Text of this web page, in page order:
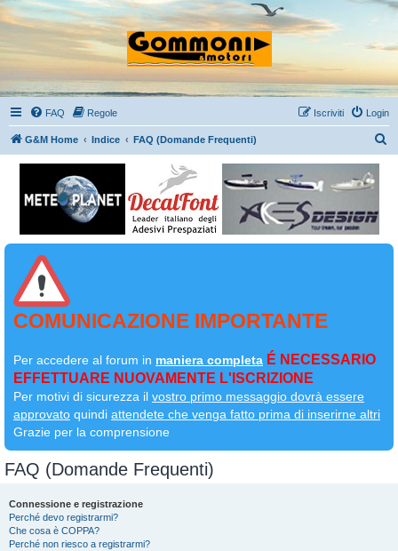
FAQ Regole Login
Iscriviti
G&M Home Indice FAQ (Domande Frequenti)
COMUNICAZIONE IMPORTANTE
Per accedere al forum in maniera completa É NECESSARIO
EFFETTUARE NUOVAMENTE L'ISCRIZIONE
Per motivi di sicurezza il vostro primo messaggio dovrà essere
approvato quindi attendete che venga fatto prima di inserirne altri
Grazie per la comprensione
FAQ (Domande Frequenti)
Connessione e registrazione
Perché devo registrarmi?
Che cosa è COPPA?
Perché non riesco a registrarmi?